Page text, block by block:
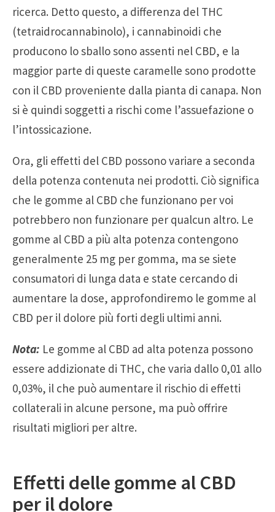
ricerca. Detto questo, a differenza del THC
(tetraidrocannabinolo), i cannabinoidi che
producono lo sballo sono assenti nel CBD, e la
maggior parte di queste caramelle sono prodotte
con il CBD proveniente dalla pianta di canapa. Non
si è quindi soggetti a rischi come l’assuefazione o
l’intossicazione.
Ora, gli effetti del CBD possono variare a seconda
della potenza contenuta nei prodotti. Ciò significa
che le gomme al CBD che funzionano per voi
potrebbero non funzionare per qualcun altro. Le
gomme al CBD a più alta potenza contengono
generalmente 25 mg per gomma, ma se siete
consumatori di lunga data e state cercando di
aumentare la dose, approfondiremo le gomme al
CBD per il dolore più forti degli ultimi anni.
Nota: Le gomme al CBD ad alta potenza possono
essere addizionate di THC, che varia dallo 0,01 allo
0,03%, il che può aumentare il rischio di effetti
collaterali in alcune persone, ma può offrire
risultati migliori per altre.
Effetti delle gomme al CBD
per il dolore